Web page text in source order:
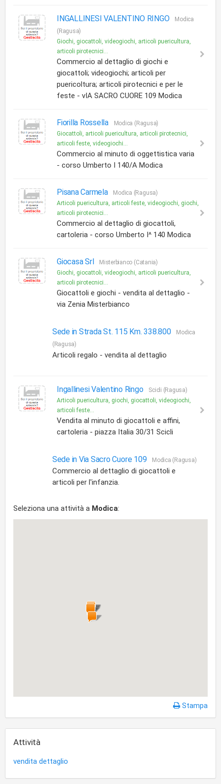
INGALLINESI VALENTINO RINGO
Modica
(Ragusa)
Giochi, giocattoli, videogiochi, articoli puericultura,
articoli pirotecnici...
Commercio al dettaglio di giochi e
giocattoli; videogiochi; articoli per
puericoltura; articoli pirotecnici e per le
feste - vIA SACRO CUORE 109 Modica
Fiorilla Rossella
Modica (Ragusa)
Giocattoli, articoli puericultura, articoli pirotecnici,
articoli feste, videogiochi...
Commercio al minuto di oggettistica varia
- corso Umberto I 140/A Modica
Pisana Carmela
Modica (Ragusa)
Articoli puericultura, articoli feste, videogiochi, giochi,
articoli pirotecnici...
Commercio al dettaglio di giocattoli,
cartoleria - corso Umberto I^ 140 Modica
Giocasa Srl
Misterbianco (Catania)
Giochi, giocattoli, videogiochi, articoli puericultura,
articoli pirotecnici...
Giocattoli e giochi - vendita al dettaglio -
via Zenia Misterbianco
Sede in Strada St. 115 Km. 338.800
Modica
(Ragusa)
Articoli regalo - vendita al dettaglio
Ingallinesi Valentino Ringo
Scicli (Ragusa)
Articoli puericultura, giochi, giocattoli, videogiochi,
articoli feste...
Vendita al minuto di giocattoli e affini,
cartoleria - piazza Italia 30/31 Scicli
Sede in Via Sacro Cuore 109 Modica (Ragusa)
Commercio al dettaglio di giocattoli e
articoli per l'infanzia.
Seleziona una attività a Modica:
Stampa
Attività
vendita dettaglio